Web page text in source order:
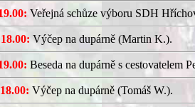
Veřejná schůze výboru SDH
Výčep na dupárně (Martin K.).
Beseda na dupárně s cestovatelem
Výčep na dupárně (Tomáš W.).